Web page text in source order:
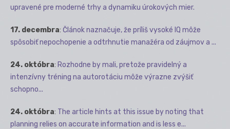
upravené pre moderné trhy a dynamiku úrokových mier.
17. decembra: Článok naznačuje, že príliš vysoké IQ môže
spôsobiť nepochopenie a odtrhnutie manažéra od záujmov a ...
24. októbra: Rozhodne by mali, pretože pravidelný a
intenzívny tréning na autorotáciu môže výrazne zvýšiť
schopno...
24. októbra: The article hints at this issue by noting that
planning relies on accurate information and is less e...